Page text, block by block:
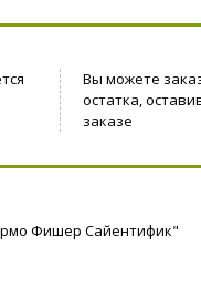
Вы можете
остатка,
заказе
Фишер Сайентифик"